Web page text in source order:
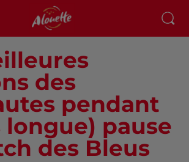
des
pendant
longue) pause
des Bleus